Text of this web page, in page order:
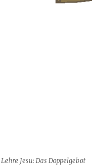
Jesu: Das Doppelgebot